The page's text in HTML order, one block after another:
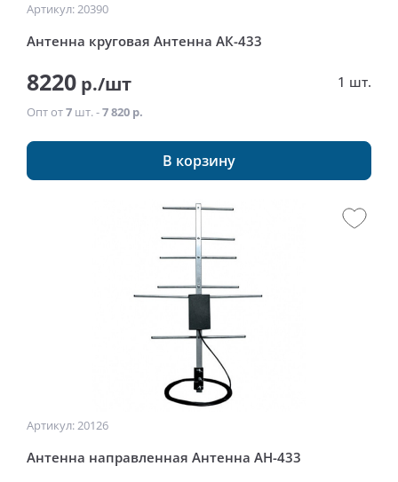
Артикул: 20390
Антенна круговая Антенна АК-433
8220 р./шт 1 шт.
Опт от7 шт. -7 820 р.
В корзину
Артикул: 20126
Антенна направленная Антенна АН-433